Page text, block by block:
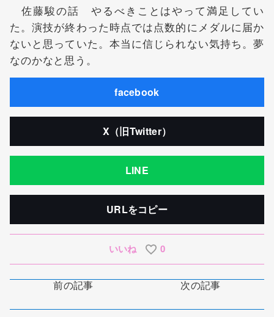
佐藤駿の話 やるべきことはやって満足してい
た。演技が終わった時点では点数的にメダルに届か
ないと思っていた。本当に信じられない気持ち。夢
なのかなと思う。
facebook
X（旧Twitter）
LINE
URLをコピー
いいね 0
前の記事 次の記事